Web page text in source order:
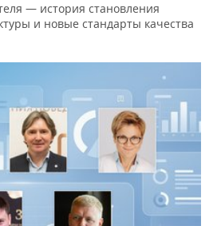
— история становления
и новые стандарты качества